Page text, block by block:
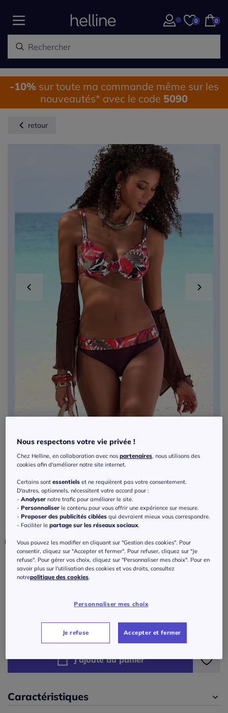
0 0
-10%sur toute ma commande même sur les
nouveautés* avec le code 5090
retour
Bas de maillot de bain à imprimé tropical
avec ceinture à revers en polyamide
Réf : 178.173.002 4/5- 1avis
Couleur :rouge imprimé
Taille :
En stock
En stock
42 -En stock
J'ajoute au panier
Caractéristiques
Nous respectons votre vie privée !
Chez Helline, en collaboration avec nospartenaires, nous utilisons des
cookies afin d'améliorer notre site internet.
Certains sontessentiels et ne requièrent pas votre consentement.
D'autres, optionnels, nécessitent votre accord pour :
-Analyser notre trafic pour améliorer le site.
-Personnaliser le contenu pour vous offrir une expérience sur mesure.
-Proposer des publicités ciblées qui devraient mieux vous correspondre.
- Faciliter lepartage sur les réseaux sociaux.
Vous pouvez les modifier en cliquant sur "Gestion des cookies". Pour
consentir, cliquez sur "Accepter et fermer". Pour refuser, cliquez sur "Je
refuse". Pour gérer vos choix, cliquez sur "Personnaliser mes choix". Pour en
savoir plus sur l'utilisation des cookies et vos droits, consultez
notrepolitique des cookies.
Personnaliser mes choix
Je refuse Accepter et fermer